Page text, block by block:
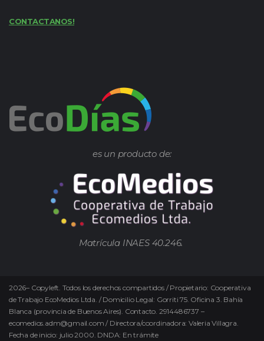
CONTACTANOS!
es un producto de:
Matrícula INAES 40.246.
2026– Copyleft. Todos los derechos compartidos / Propietario: Cooperativa
de Trabajo EcoMedios Ltda. / Domicilio Legal: Gorriti 75. Oficina 3. Bahía
Blanca (provincia de Buenos Aires). Contacto. 2914486737 –
ecomedios.adm@gmail.com / Directora/coordinadora: Valeria Villagra.
Fecha de inicio: julio 2000. DNDA: En trámite